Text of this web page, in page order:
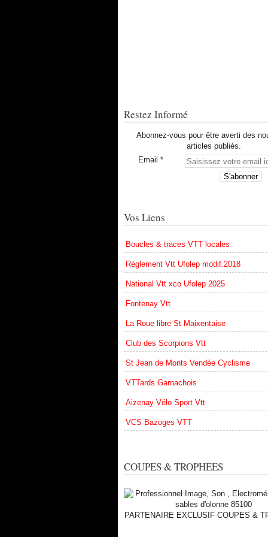
Restez Informé
Abonnez-vous pour être averti des
articles publiés.
Email
Vos Liens
Boucles & traces VTT locales
Règlement Vtt Ufolep modif.2018
National Vtt xco Ufolep 2025
Fontenay Vtt
La Roue libre St Maixentaise
Club des Scorpions Vtt
St Jean de Monts Vendée Cyclisme
VTTards Garnachois
Aizenay Vélo Sport Vtt
VCS Bazoges VTT
COUPES & TROPHEES
PARTENAIRE EXCLUSIF COUPES &